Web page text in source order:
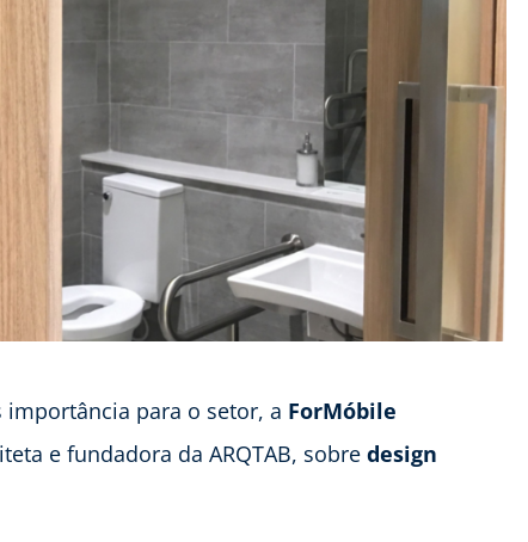
para o setor, a ForMóbile
e fundadora da ARQTAB, sobre design